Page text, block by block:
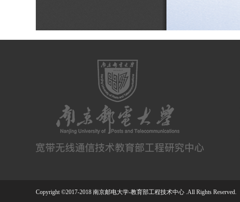
Copyright ©2017-2018 南京邮电大学-教育部工程技术中心 .All Rights Reserved.